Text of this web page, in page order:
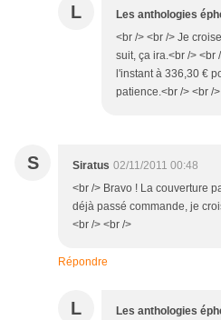
L Les anthologies
<br /> <br /> Je
suit, ça ira.<br /> <br
l'instant à 336,30 €
patience.<br /> <br /
S Siratus 02/11/2011 00:48
<br /> Bravo ! La couverture
déjà passé commande, je
<br /> <br />
Répondre
L Les anthologies